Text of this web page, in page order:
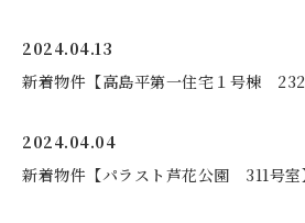
2024.04.13
新着物件【高島平第一住宅１号棟 232
2024.04.04
新着物件【パラスト芦花公園 311号室